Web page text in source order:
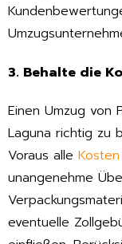
3. Behalte die
Einen Umzug von
Laguna richtig zu
Voraus alle Kosten
unangenehme
eventuelle